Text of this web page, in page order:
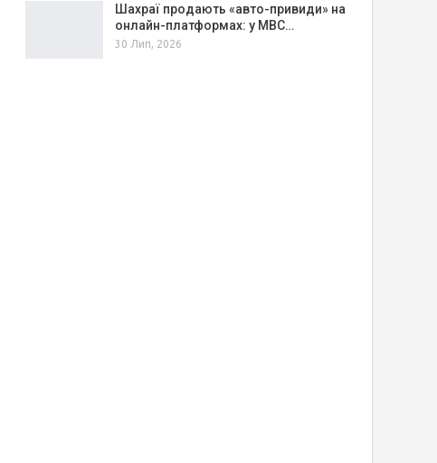
Шахраї продають «авто-привиди» на
онлайн-платформах: у МВС…
30 Лип, 2026